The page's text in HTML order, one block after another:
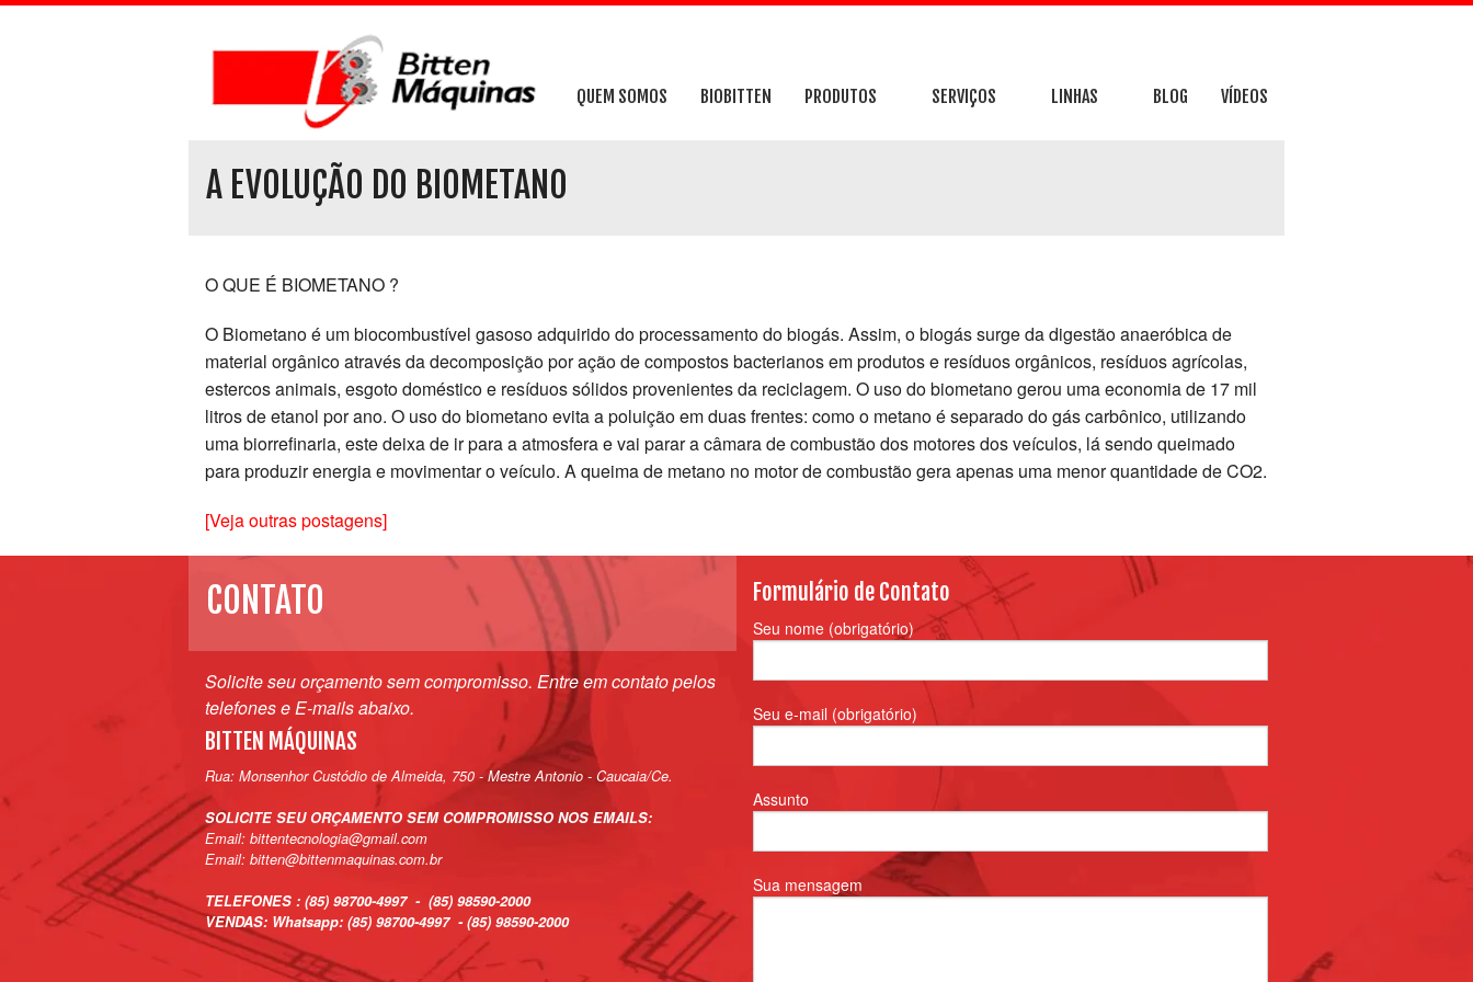
QUEM SOMOS BIOBITTEN PRODUTOS
OUTROS PRODUTOS
SERVIÇOS LINHAS BLOG VÍDEOS
A EVOLUÇÃO DO BIOMETANO
O QUE É BIOMETANO ?
O Biometano é um biocombustível gasoso adquirido do processamento do biogás. Assim, o biogás surge da digestão anaeróbica de
material orgânico através da decomposição por ação de compostos bacterianos em produtos e resíduos orgânicos, resíduos agrícolas,
estercos animais, esgoto doméstico e resíduos sólidos provenientes da reciclagem. O uso do biometano gerou uma economia de 17 mil
litros de etanol por ano. O uso do biometano evita a poluição em duas frentes: como o metano é separado do gás carbônico, utilizando
uma biorrefinaria, este deixa de ir para a atmosfera e vai parar a câmara de combustão dos motores dos veículos, lá sendo queimado
para produzir energia e movimentar o veículo. A queima de metano no motor de combustão gera apenas uma menor quantidade de CO2.
[Veja outras postagens]
CONTATO
Solicite seu orçamento sem compromisso. Entre em contato pelos
telefones e E-mails abaixo.
BITTEN MÁQUINAS
Rua: Monsenhor Custódio de Almeida, 750 - Mestre Antonio - Caucaia/Ce.
SOLICITE SEU ORÇAMENTO SEM COMPROMISSO NOS EMAILS:
Email: bittentecnologia@gmail.com
Email: bitten@bittenmaquinas.com.br
TELEFONES : (85) 98700-4997 - (85) 98590-2000
VENDAS: Whatsapp: (85) 98700-4997 - (85) 98590-2000
Formulário de Contato
Seu nome (obrigatório)
Seu e-mail (obrigatório)
Assunto
Sua mensagem